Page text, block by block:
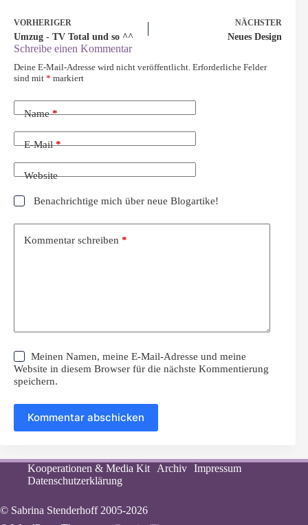
VORHERIGER
Umzug - TV Total und so ^^
NÄCHSTER
Neues Design
Schreibe einen Kommentar
Deine E-Mail-Adresse wird nicht veröffentlicht. Erforderliche Felder
sind mit * markiert
Name*
E-Mail*
Website
Benachrichtige mich über neue Blogartike!
Kommentar schreiben *
Meinen Namen, meine E-Mail-Adresse und meine
Website in diesem Browser für die nächste Kommentierung
speichern.
Kommentar abschicken
Kooperationen & Media Kit Archiv Impressum
Datenschutzerklärung
© Sabrina Stenderhoff 2005-2026